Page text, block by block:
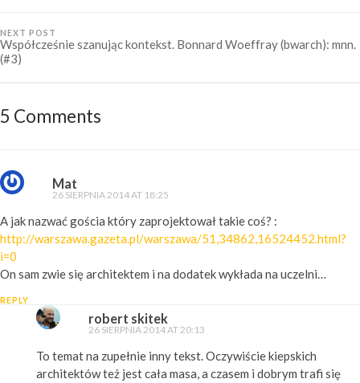
NEXT POST
Współcześnie szanując kontekst. Bonnard Woeffray (bwarch): mnn.
(#3)
5 Comments
Mat
26 SIERPNIA 2014 AT 18:25
A jak nazwać gościa który zaprojektował takie coś? :
http://warszawa.gazeta.pl/warszawa/51,34862,16524452.html?
i=0
On sam zwie się architektem i na dodatek wykłada na uczelni…
REPLY
robert skitek
26 SIERPNIA 2014 AT 20:13
To temat na zupełnie inny tekst. Oczywiście kiepskich
architektów też jest cała masa, a czasem i dobrym trafi się